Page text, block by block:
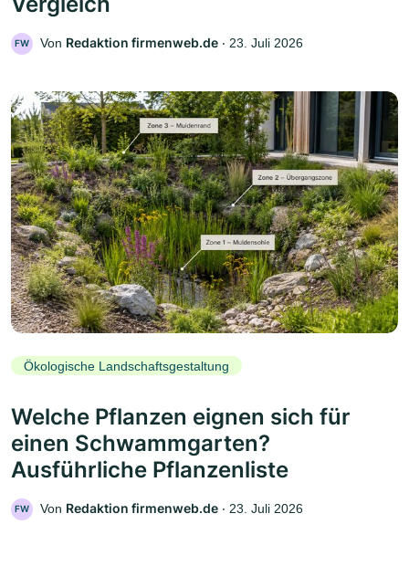
FW Von Redaktion firmenweb.de ‧ 23. Juli 2026
Ökologische Landschaftsgestaltung
Welche Pflanzen eignen sich für
einen Schwammgarten?
Ausführliche Pflanzenliste
FW Von Redaktion firmenweb.de ‧ 23. Juli 2026